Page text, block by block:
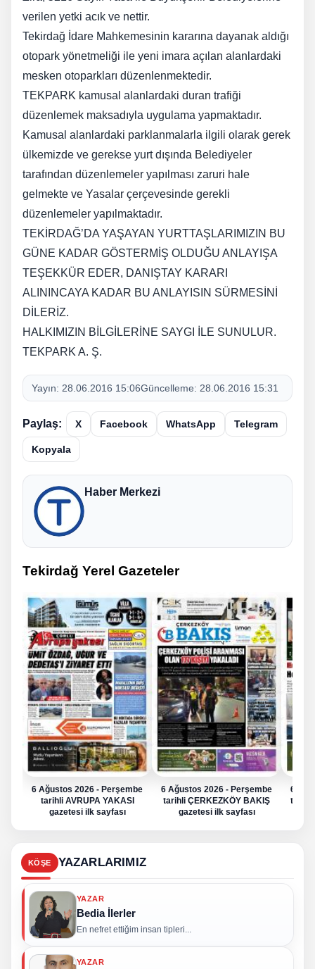
verilen yetki acık ve nettir.
Tekirdağ İdare Mahkemesinin kararına dayanak aldığı
otopark yönetmeliği ile yeni imara açılan alanlardaki
mesken otoparkları düzenlenmektedir.
TEKPARK kamusal alanlardaki duran trafiği
düzenlemek maksadıyla uygulama yapmaktadır.
Kamusal alanlardaki parklanmalarla ilgili olarak gerek
ülkemizde ve gerekse yurt dışında Belediyeler
tarafından düzenlemeler yapılması zaruri hale
gelmekte ve Yasalar çerçevesinde gerekli
düzenlemeler yapılmaktadır.
TEKİRDAĞ’DA YAŞAYAN YURTTAŞLARIMIZIN BU
GÜNE KADAR GÖSTERMİŞ OLDUĞU ANLAYIŞA
TEŞEKKÜR EDER, DANIŞTAY KARARI
ALININCAYA KADAR BU ANLAYISIN SÜRMESİNİ
DİLERİZ.
HALKIMIZIN BİLGİLERİNE SAYGI İLE SUNULUR.
TEKPARK A. Ş.
Yayın: 28.06.2016 15:06Güncelleme: 28.06.2016 15:31
Paylaş: X Facebook WhatsApp Telegram
Kopyala
Haber Merkezi
Tekirdağ Yerel Gazeteler
6 Ağustos 2026 - Perşembe
tarihli AVRUPA YAKASI
gazetesi ilk sayfası
6 Ağustos 2026 - Perşembe
tarihli ÇERKEZKÖY BAKIŞ
gazetesi ilk sayfası
6
tarihli
KÖŞE YAZARLARIMIZ
YAZAR
Bedia İlerler
En nefret ettiğim insan tipleri...
YAZAR